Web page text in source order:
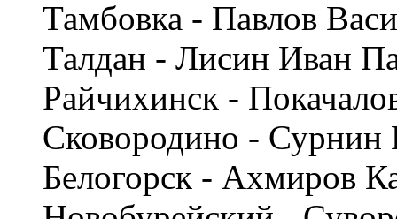
Тамбовка - Павлов
Талдан - Лисин Иван
Райчихинск -
Сковородино - Сурнин
Белогорск - Ахмиров